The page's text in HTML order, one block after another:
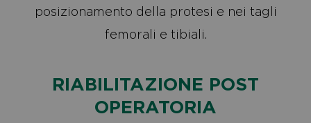
posizionamento della protesi e nei tagli
femorali e tibiali.
RIABILITAZIONE POST
OPERATORIA